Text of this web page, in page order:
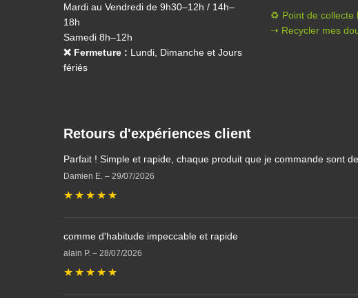
Mardi au Vendredi de 9h30–12h / 14h–
18h
Samedi 8h–12h
❌ Fermeture : Lundi, Dimanche et Jours
fériés
♻️ Point de collecte
➝ Recycler mes
Retours d'expériences client
Parfait ! Simple et rapide, chaque produit que je commande sont
Damien E. – 29/07/2026
★ ★ ★ ★ ★
comme d'habitude impeccable et rapide
alain P. – 28/07/2026
★ ★ ★ ★ ★